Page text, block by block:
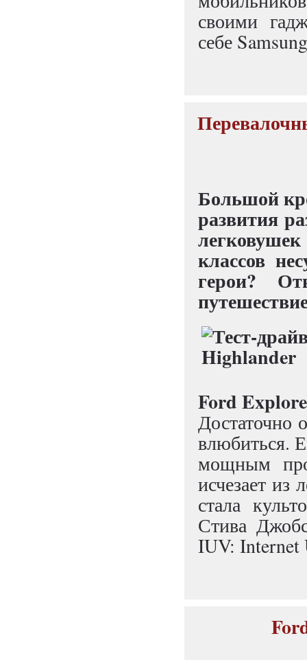
своими
себе
Большой
развития
классов
герои?
Ford
Достаточно
влюбиться.
мощным
исчезает из
стала
Стива
IUV: